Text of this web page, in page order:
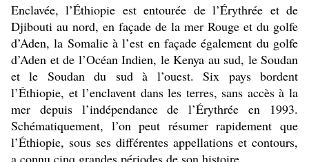
Enclavée, l’Éthiopie est entourée de l’Érythrée et de
Djibouti au nord, en façade de la mer Rouge et du golfe
d’Aden, la Somalie à l’est en façade également du golfe
d’Aden et de l’Océan Indien, le Kenya au sud, le Soudan
et le Soudan du sud à l’ouest. Six pays bordent
l’Éthiopie, et l’enclavent dans les terres, sans accès à la
mer depuis l’indépendance de l’Érythrée en 1993.
Schématiquement, l’on peut résumer rapidement que
l’Éthiopie, sous ses différentes appellations et contours,
a connu cinq grandes périodes de son histoire.